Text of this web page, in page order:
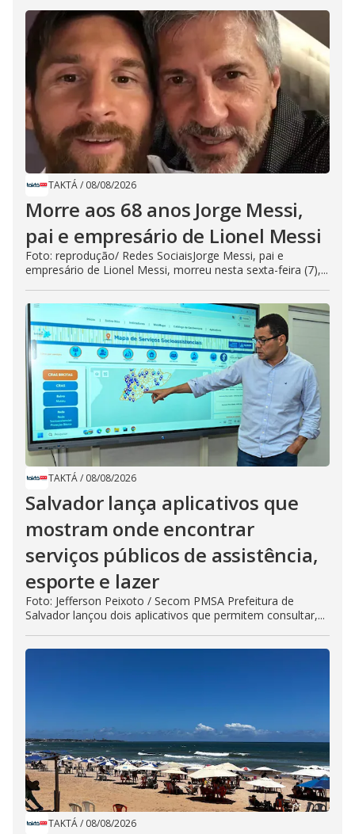
TAKTÁ/ 08/08/2026
Morre aos 68 anos Jorge Messi,
pai e empresário de Lionel Messi
Foto: reprodução/ Redes SociaisJorge Messi, pai e
empresário de Lionel Messi, morreu nesta sexta-feira (7),...
TAKTÁ/ 08/08/2026
Salvador lança aplicativos que
mostram onde encontrar
serviços públicos de assistência,
esporte e lazer
Foto: Jefferson Peixoto / Secom PMSA Prefeitura de
Salvador lançou dois aplicativos que permitem consultar,...
TAKTÁ/ 08/08/2026